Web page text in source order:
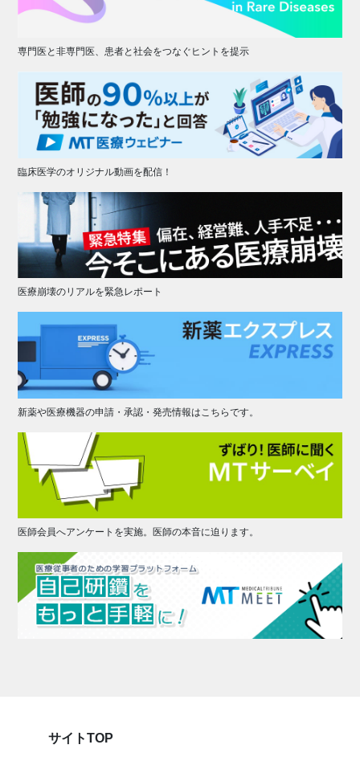
専門医と非専門医、患者と社会をつなぐヒントを提示
臨床医学のオリジナル動画を配信！
医療崩壊のリアルを緊急レポート
新薬や医療機器の申請・承認・発売情報はこちらです。
医師会員へアンケートを実施。医師の本音に迫ります。
サイトTOP